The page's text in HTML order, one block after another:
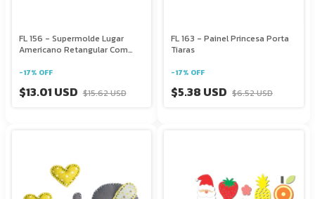
FL 156 - Supermolde Lugar
Americano Retangular Com
-17% OFF
$13.01 USD $15.62 USD
FL 163 - Painel Princesa Porta
Tiaras
-17% OFF
$5.38 USD $6.52 USD